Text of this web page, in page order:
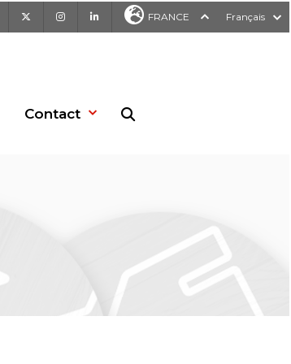
Youtube InstagramLinkedIn FRANCE Français
Contact